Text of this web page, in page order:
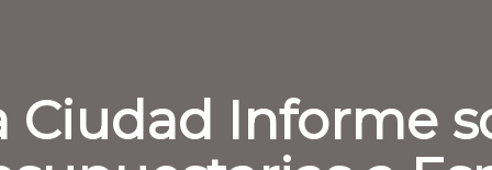
Ciudad Informe